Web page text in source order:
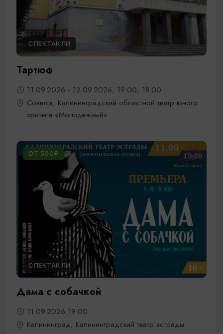
СПЕКТАКЛИ
Тартюф
11.09.2026 - 12.09.2026, 19:00, 18:00
Советск, Калининградский областной театр юного
зрителя «Молодежный»
ОТ 500₽
СПЕКТАКЛИ
Дама с собачкой
11.09.2026 19:00
Калининград, Калининградский театр эстрады